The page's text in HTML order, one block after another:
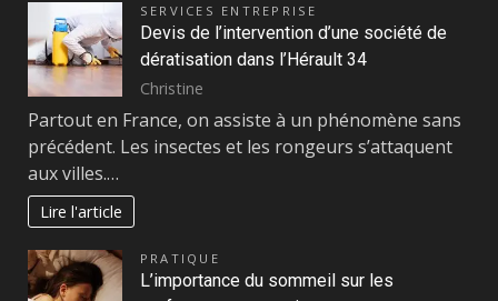
SERVICES ENTREPRISE
Devis de l’intervention d’une société de
dératisation dans l’Hérault 34
Christine
Partout en France, on assiste à un phénomène sans
précédent. Les insectes et les rongeurs s’attaquent
aux villes.…
Lire l'article
PRATIQUE
L’importance du sommeil sur les